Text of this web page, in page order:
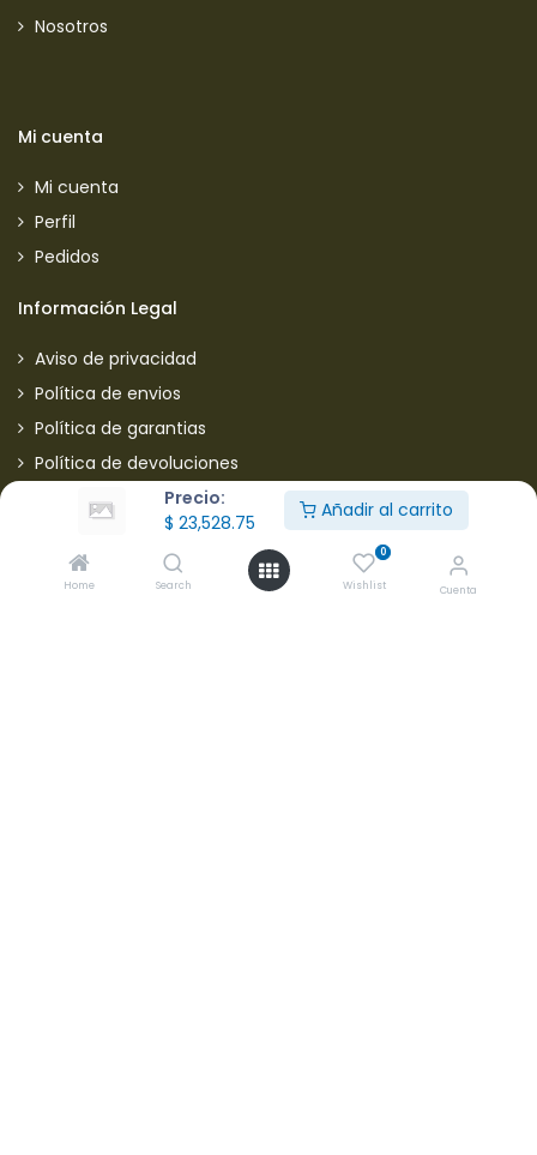
Precio:
$ 23,528.75
Añadir al carrito
Home Search
0
Wishlist Cuenta
Nosotros
Mi cuenta
Mi cuenta
Perfil
Pedidos
Información Legal
Aviso de privacidad
Política de envios
Política de garantias
Política de devoluciones
Manejo de quejas y sugerencias
Aviso de privacidad usuarios
Mantente informado de nuestras ofertas